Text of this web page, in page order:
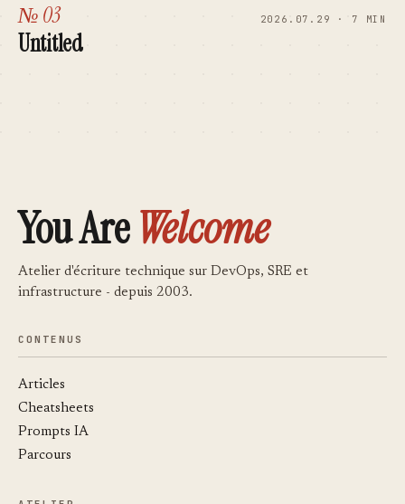
№ 03 2026.07.29 · 7 MIN
Untitled
You AreWelcome
Atelier d'écriture technique sur DevOps, SRE et
infrastructure - depuis 2003.
CONTENUS
Articles
Cheatsheets
Prompts IA
Parcours